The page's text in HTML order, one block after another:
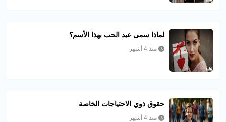
لماذا سمى عيد الحب بهذا الأسم؟
منذ 4 أشهر
حقوق ذوي الاحتياجات الخاصة
منذ 4 أشهر